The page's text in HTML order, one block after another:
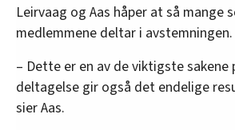
Leirvaag og Aas håper at så mange
medlemmene deltar i avstemningen.
– Dette er en av de viktigste sakene
deltagelse gir også det endelige
sier Aas.